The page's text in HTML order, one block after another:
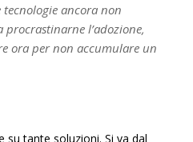
tecnologie ancora non
l’adozione,
ora per non accumulare un
tante soluzioni. Si va dal